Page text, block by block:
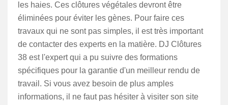
les haies. Ces clôtures végétales devront être
éliminées pour éviter les gènes. Pour faire ces
travaux qui ne sont pas simples, il est très important
de contacter des experts en la matière. DJ Clôtures
38 est l'expert qui a pu suivre des formations
spécifiques pour la garantie d'un meilleur rendu de
travail. Si vous avez besoin de plus amples
informations, il ne faut pas hésiter à visiter son site